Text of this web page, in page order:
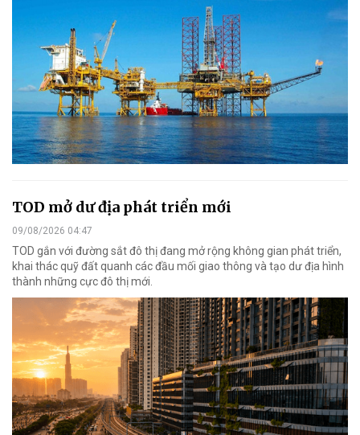
TOD mở dư địa phát triển mới
09/08/2026 04:47
TOD gắn với đường sắt đô thị đang mở rộng không gian phát triển,
khai thác quỹ đất quanh các đầu mối giao thông và tạo dư địa hình
thành những cực đô thị mới.